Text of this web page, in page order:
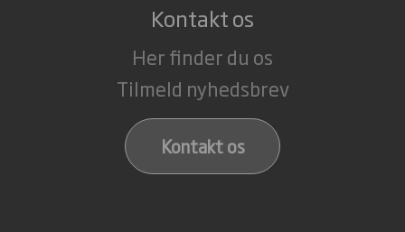
Kontakt os
Her finder du os
Tilmeld nyhedsbrev
Kontakt os